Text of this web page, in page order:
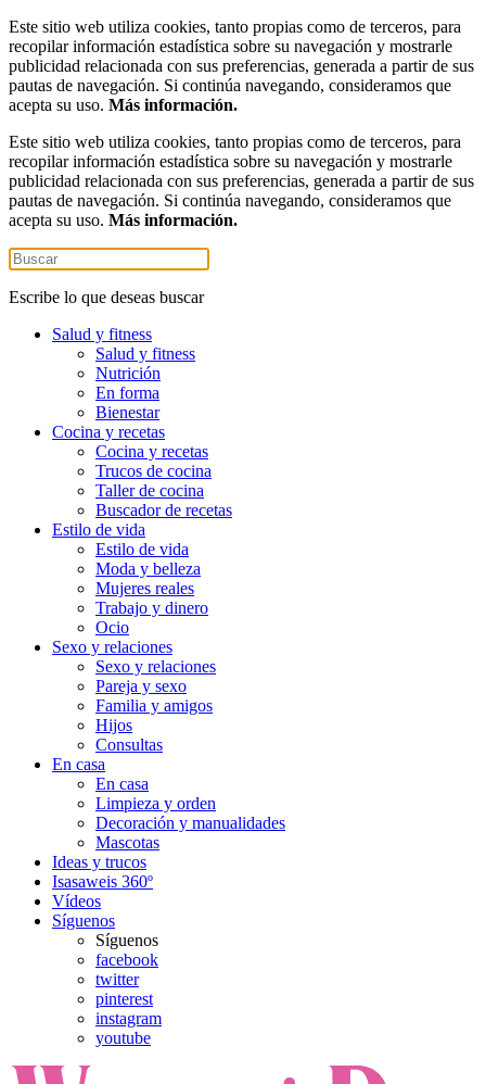
Este sitio web utiliza cookies, tanto propias como de terceros, para
recopilar información estadística sobre su navegación y mostrarle
publicidad relacionada con sus preferencias, generada a partir de sus
pautas de navegación. Si continúa navegando, consideramos que
acepta su uso. Más información.
Este sitio web utiliza cookies, tanto propias como de terceros, para
recopilar información estadística sobre su navegación y mostrarle
publicidad relacionada con sus preferencias, generada a partir de sus
pautas de navegación. Si continúa navegando, consideramos que
acepta su uso. Más información.
Escribe lo que deseas buscar
Salud y fitness
Salud y fitness
Nutrición
En forma
Bienestar
Cocina y recetas
Cocina y recetas
Trucos de cocina
Taller de cocina
Buscador de recetas
Estilo de vida
Estilo de vida
Moda y belleza
Mujeres reales
Trabajo y dinero
Ocio
Sexo y relaciones
Sexo y relaciones
Pareja y sexo
Familia y amigos
Hijos
Consultas
En casa
En casa
Limpieza y orden
Decoración y manualidades
Mascotas
Ideas y trucos
Isasaweis 360º
Vídeos
Síguenos
Síguenos
facebook
twitter
pinterest
instagram
youtube